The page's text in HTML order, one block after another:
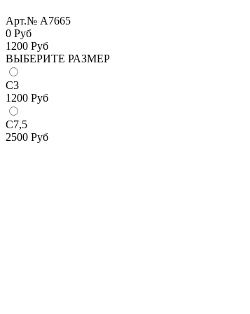
Арт.№ A7665
0 Руб
1200 Руб
ВЫБЕРИТЕ РАЗМЕР
С3
1200 Руб
С7,5
2500 Руб